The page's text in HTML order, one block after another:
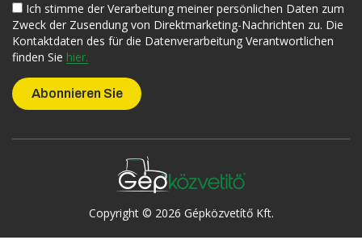
Ich stimme der Verarbeitung meiner persönlichen Daten zum
Zweck der Zusendung von Direktmarketing-Nachrichten zu. Die
Kontaktdaten des für die Datenverarbeitung Verantwortlichen
finden Sie hier.
Copyright © 2026 Gépközvetítő Kft.